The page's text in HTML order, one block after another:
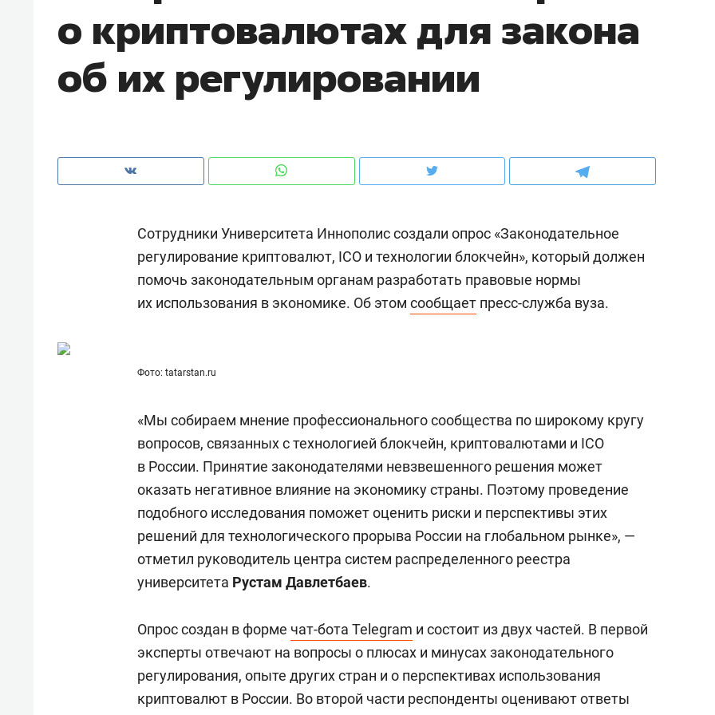
о криптовалютах для закона
об их регулировании
Сотрудники Университета Иннополис создали опрос «Законодательное
регулирование криптовалют, ICO и технологии блокчейн», который должен
помочь законодательным органам разработать правовые нормы
их использования в экономике. Об этом сообщает пресс-служба вуза.
Фото: tatarstan.ru
«Мы собираем мнение профессионального сообщества по широкому кругу
вопросов, связанных с технологией блокчейн, криптовалютами и ICO
в России. Принятие законодателями невзвешенного решения может
оказать негативное влияние на экономику страны. Поэтому проведение
подобного исследования поможет оценить риски и перспективы этих
решений для технологического прорыва России на глобальном рынке», —
отметил руководитель центра систем распределенного реестра
университета Рустам Давлетбаев.
Опрос создан в форме чат-бота Telegram и состоит из двух частей. В первой
эксперты отвечают на вопросы о плюсах и минусах законодательного
регулирования, опыте других стран и о перспективах использования
криптовалют в России. Во второй части респонденты оценивают ответы
чем интересен Оман?
клиентах и чудных
для меня это челлендж!»
Рекомендуем
Как выжить ребенку без
Рекомендуем
Салих хазрат